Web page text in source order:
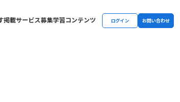
掲載サービス募集学習コンテンツ ログイン お問い合わせ